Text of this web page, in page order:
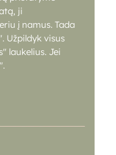
ji
į namus. Tada
Užpildyk visus
laukelius. Jei